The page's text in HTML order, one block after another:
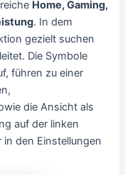
Home, Gaming,
. In dem
gezielt suchen
Die Symbole
führen zu einer
die Ansicht als
auf der linken
den Einstellungen